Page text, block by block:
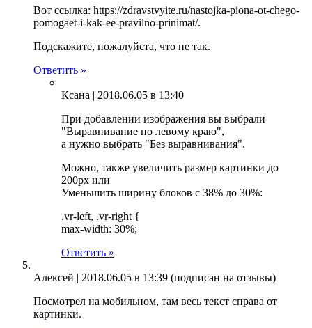
Вот ссылка: https://zdravstvyite.ru/nastojka-piona-ot-chego-
pomogaet-i-kak-ee-pravilno-prinimat/.
Подскажите, пожалуйста, что не так.
Ответить »
Ксана | 2018.06.05 в 13:40
При добавлении изображения вы выбрали
"Выравнивание по левому краю",
а нужно выбрать "Без выравнивания".
Можно, также увеличить размер картинки до
200px или
Уменьшить ширину блоков с 38% до 30%:
.vr-left, .vr-right {
max-width: 30%;
Ответить »
Алексей | 2018.06.05 в 13:39 (подписан на отзывы)
Посмотрел на мобильном, там весь текст справа от
картинки.